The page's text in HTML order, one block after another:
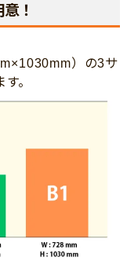
！
）の3サ
。